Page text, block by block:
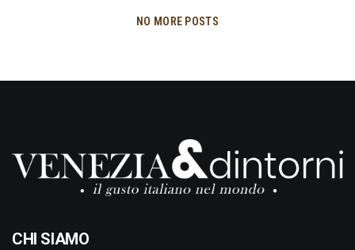
NO MORE POSTS
CHI SIAMO